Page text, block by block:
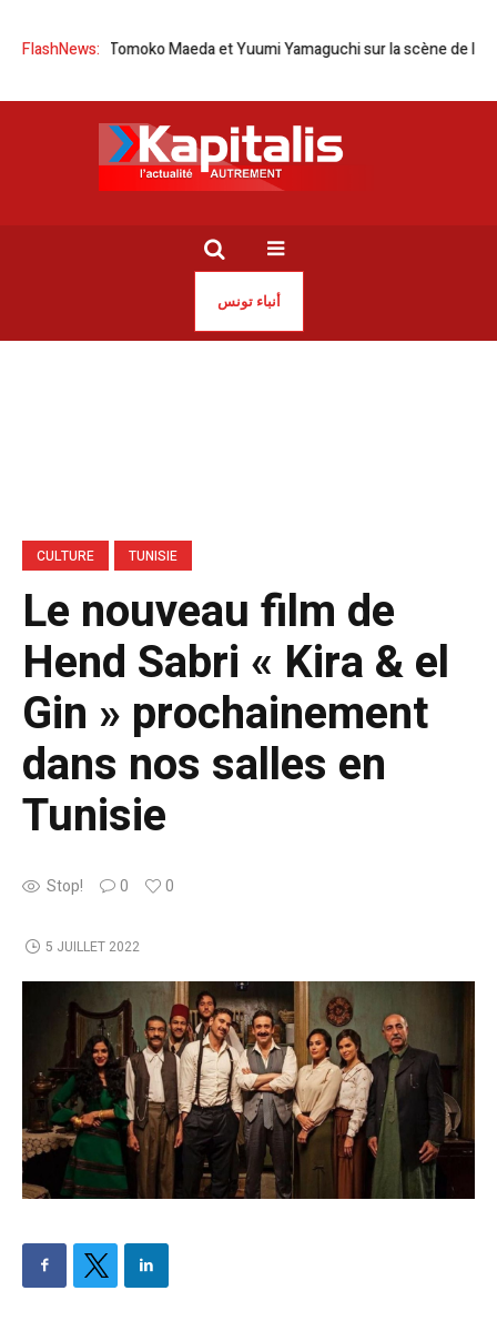
FlashNews:
Japon | Tomoko Maeda et Yuumi Yamaguchi sur la scène de l’Opéra
أنباء تونس
CULTURE TUNISIE
Le nouveau film de
Hend Sabri « Kira & el
Gin » prochainement
dans nos salles en
Tunisie
Stop! 0 0
5 JUILLET 2022